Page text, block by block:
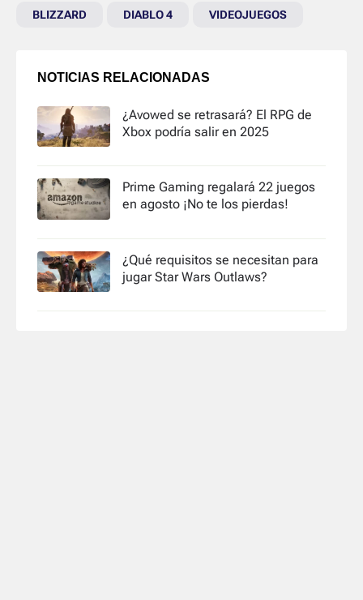
BLIZZARD DIABLO 4 VIDEOJUEGOS
NOTICIAS RELACIONADAS
¿Avowed se retrasará? El RPG de
Xbox podría salir en 2025
Prime Gaming regalará 22 juegos
en agosto ¡No te los pierdas!
¿Qué requisitos se necesitan para
jugar Star Wars Outlaws?